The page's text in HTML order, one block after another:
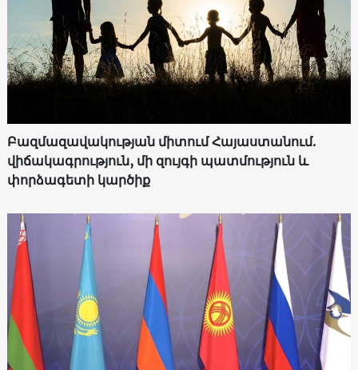
Բազմազավակության միտում Հայաստանում.
վիճակագրություն, մի զույգի պատմություն և
փորձագետի կարծիք